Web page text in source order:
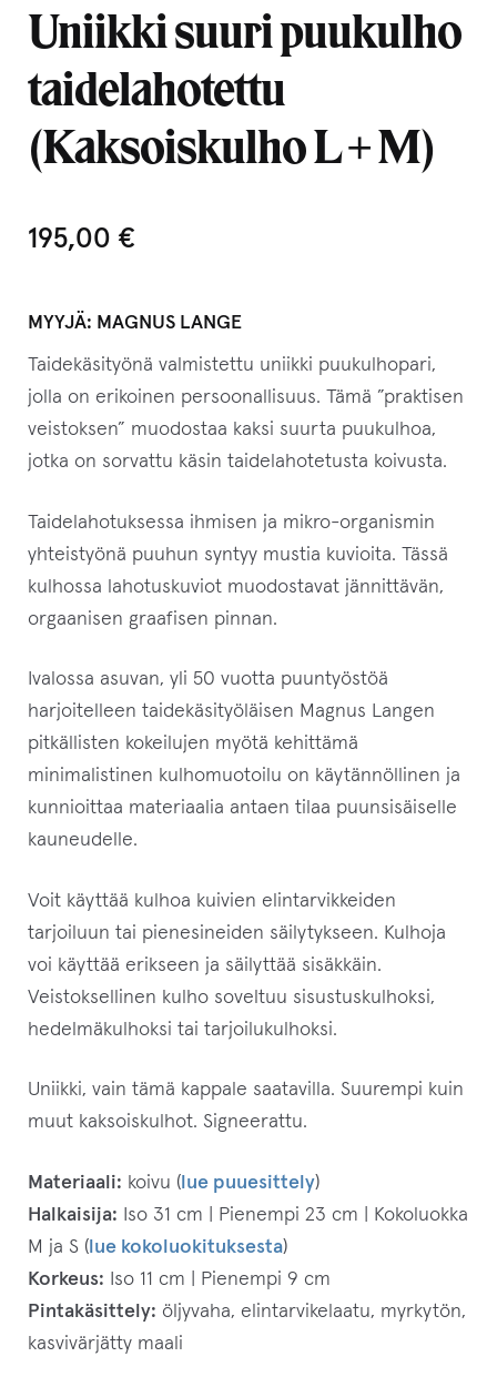
Uniikki suuri puukulho
taidelahotettu
(Kaksoiskulho L + M)
195,00 €
MYYJÄ: MAGNUS LANGE
Taidekäsityönä valmistettu uniikki puukulhopari,
jolla on erikoinen persoonallisuus. Tämä ”praktisen
veistoksen” muodostaa kaksi suurta puukulhoa,
jotka on sorvattu käsin taidelahotetusta koivusta.
Taidelahotuksessa ihmisen ja mikro-organismin
yhteistyönä puuhun syntyy mustia kuvioita. Tässä
kulhossa lahotuskuviot muodostavat jännittävän,
orgaanisen graafisen pinnan.
Ivalossa asuvan, yli 50 vuotta puuntyöstöä
harjoitelleen taidekäsityöläisen Magnus Langen
pitkällisten kokeilujen myötä kehittämä
minimalistinen kulhomuotoilu on käytännöllinen ja
kunnioittaa materiaalia antaen tilaa puunsisäiselle
kauneudelle.
Voit käyttää kulhoa kuivien elintarvikkeiden
tarjoiluun tai pienesineiden säilytykseen. Kulhoja
voi käyttää erikseen ja säilyttää sisäkkäin.
Veistoksellinen kulho soveltuu sisustuskulhoksi,
hedelmäkulhoksi tai tarjoilukulhoksi.
Uniikki, vain tämä kappale saatavilla. Suurempi kuin
muut kaksoiskulhot. Signeerattu.
Materiaali: koivu ( lue puuesittely)
Halkaisija: Iso 31 cm | Pienempi 23 cm | Kokoluokka
M ja S ( lue kokoluokituksesta)
Korkeus: Iso 11 cm | Pienempi 9 cm
Pintakäsittely: öljyvaha, elintarvikelaatu, myrkytön,
kasvivärjätty maali